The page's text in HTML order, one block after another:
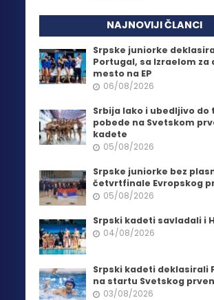
NAJNOVIJI ČLANCI
Srpske juniorke
Portugal, sa Izraelom za
mesto na EP
06/08/2026
Srbija lako i ubedljivo do
pobede na Svetskom
kadete
05/08/2026
Srpske juniorke bez
četvrtfinale Evropskog
05/08/2026
Srpski kadeti savladali i
04/08/2026
Srpski kadeti deklasirali
na startu Svetskog
03/08/2026